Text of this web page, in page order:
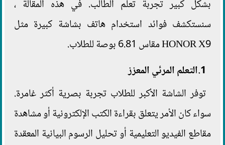
بشكل كبير تجربة تعلم الطالب. في هذه المقالة ،
سنستكشف فوائد استخدام هاتف بشاشة كبيرة مثل
HONOR X9 مقاس 6.81 بوصة للطلاب.
1.التعلم المرئي المعزز
توفر الشاشة الأكبر للطلاب تجربة بصرية أكثر غامرة.
سواء كان الأمر يتعلق بقراءة الكتب الإلكترونية أو مشاهدة
مقاطع الفيديو التعليمية أو تحليل الرسوم البيانية المعقدة